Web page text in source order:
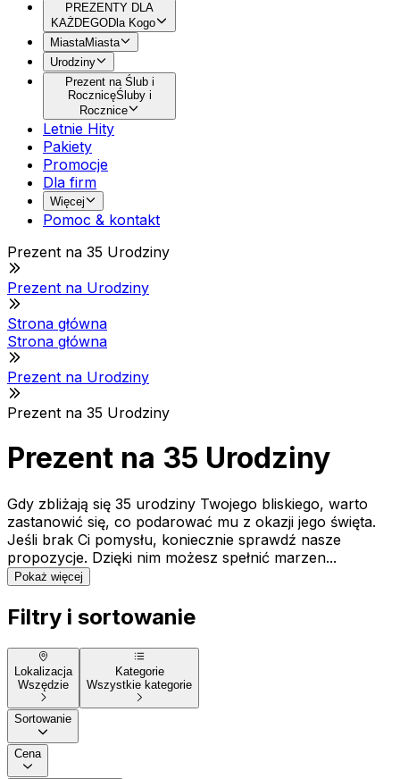
PREZENTY DLA
KAŻDEGODla Kogo
MiastaMiasta
Urodziny
Prezent na Ślub i
RocznicęŚluby i
Rocznice
Letnie Hity
Pakiety
Promocje
Dla firm
Więcej
Pomoc & kontakt
Prezent na 35 Urodziny
Prezent na Urodziny
Strona główna
Strona główna
Prezent na Urodziny
Prezent na 35 Urodziny
Prezent na 35 Urodziny
Gdy zbliżają się 35 urodziny Twojego bliskiego, warto
zastanowić się, co podarować mu z okazji jego święta.
Jeśli brak Ci pomysłu, koniecznie sprawdź nasze
propozycje. Dzięki nim możesz spełnić marzen...
Pokaż więcej
Filtry i sortowanie
Lokalizacja
Wszędzie
Kategorie
Wszystkie kategorie
Sortowanie
Cena